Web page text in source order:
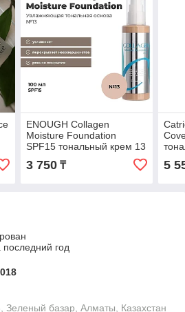
ENOUGH Collagen
Moisture Foundation
SPF15 тональный крем 13
3 750₸ 5
год
базар, Алматы, Казахстан